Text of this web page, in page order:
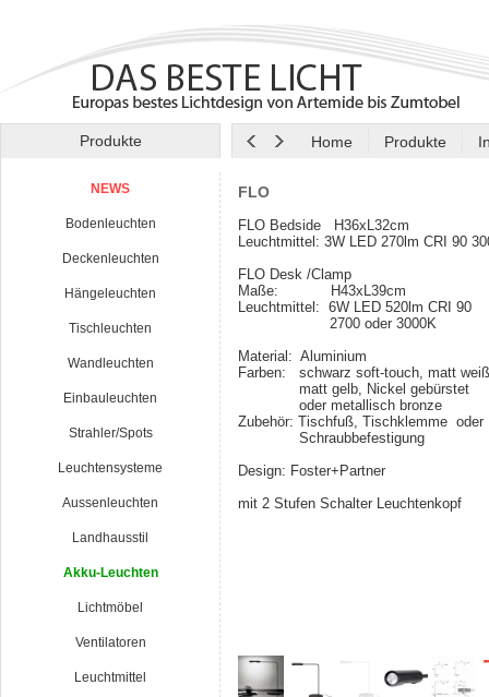
Produkte Home Produkte
NEWS
Bodenleuchten
Deckenleuchten
Hängeleuchten
Tischleuchten
Wandleuchten
Einbauleuchten
Strahler/Spots
Leuchtensysteme
Aussenleuchten
Landhausstil
Akku-Leuchten
Lichtmöbel
Ventilatoren
Leuchtmittel
FLO
FLO Bedside H36xL32cm
Leuchtmittel: 3W LED 270lm CRI 90
FLO Desk /Clamp
Maße: H43xL39cm
Leuchtmittel: 6W LED 520lm CRI 90
2700 oder 3000K
Material: Aluminium
Farben: schwarz soft-touch, matt
matt gelb, Nickel gebürstet
oder metallisch bronze
Zubehör: Tischfuß, Tischklemme oder
Schraubbefestigung
Design: Foster+Partner
mit 2 Stufen Schalter Leuchtenkopf